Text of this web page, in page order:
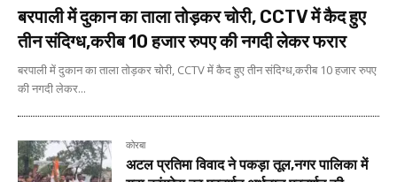
बरपाली में दुकान का ताला तोड़कर चोरी, CCTV में कैद हुए
तीन संदिग्ध,करीब 10 हजार रुपए की नगदी लेकर फरार
बरपाली में दुकान का ताला तोड़कर चोरी, CCTV में कैद हुए तीन संदिग्ध,करीब 10 हजार रुपए
की नगदी लेकर...
कोरबा
अटल प्रतिमा विवाद ने पकड़ा तूल,नगर पालिका में